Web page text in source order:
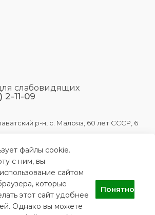
слабовидящих
2-11-09
р-н, с. Малояз, 60 лет СССР, 6
центральная районная больница
файлы cookie.
с ним, вы
сайтом
которые
этот сайт удобнее
Однако вы можете
Понятно